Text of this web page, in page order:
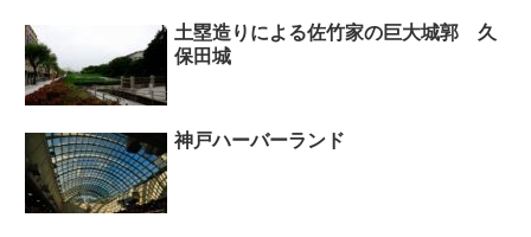
土塁造りによる佐竹家の巨大城郭 久
保田城
神戸ハーバーランド